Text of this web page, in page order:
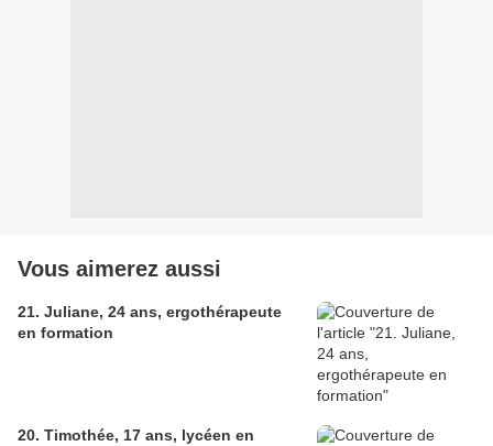
Vous aimerez aussi
21. Juliane, 24 ans, ergothérapeute
en formation
20. Timothée, 17 ans, lycéen en